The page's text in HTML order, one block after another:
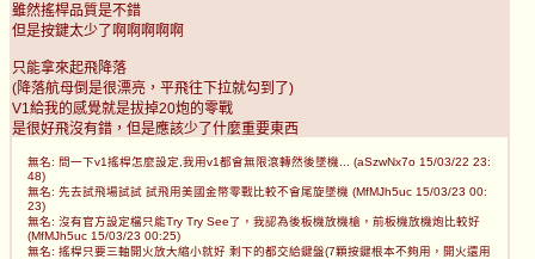
雖然搖桿品質是不錯
但是按鍵太少了啊啊啊啊啊
只能拿來起飛降落
(降落航母倒是很漂亮，平飛往下拉就勾到了)
V1給我的感覺就是拔掉20炮的零戰
是很好飛沒有錯，但是應該少了什麼重要東西
無名: 問一下v1搖桿怎麼設定,我用v1都會無限滾轉然後墜機... (aSzwNx7o 15/03/22 23:
48)
無名: 先去試飛場試試 試飛用美國金幣零戰比較不會尾旋墜機 (MfMJh5uc 15/03/23 00:
23)
無名: 沒有官方設定檔只能Try Try See了，我認為後板機放機槍，前板機放機炮比較好
(MfMJh5uc 15/03/23 00:25)
無名: 搖桿只要三軸開火放大縮小就好 剩下的都交給鍵盤(7顆按鍵根本不夠用，開火還用